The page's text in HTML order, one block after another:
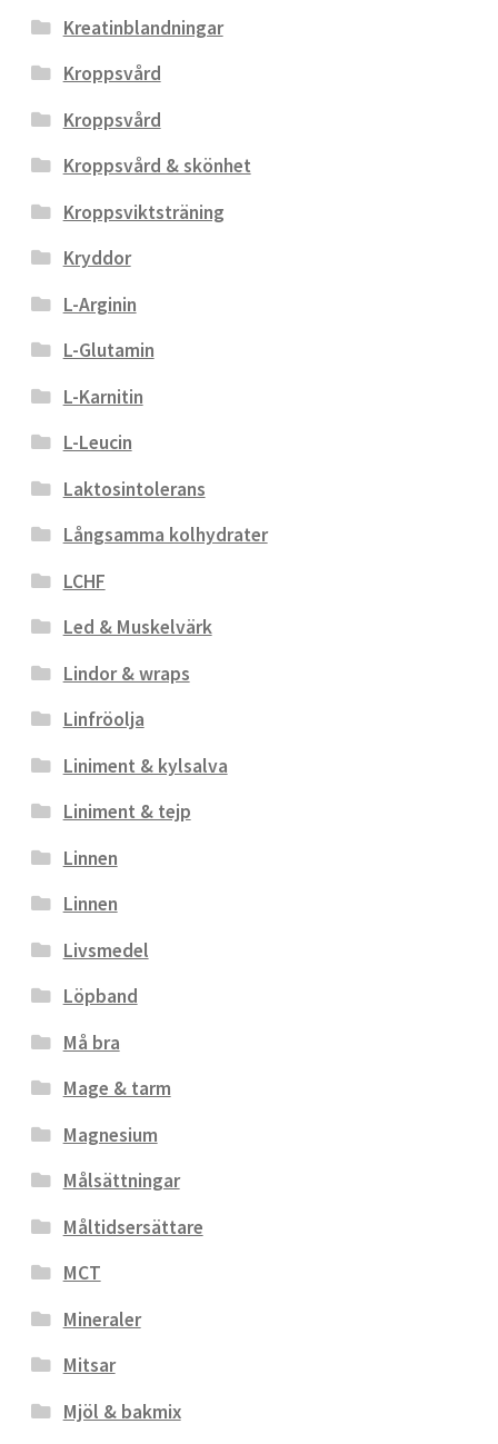
Kreatinblandningar
Kroppsvård
Kroppsvård
Kroppsvård & skönhet
Kroppsviktsträning
Kryddor
L-Arginin
L-Glutamin
L-Karnitin
L-Leucin
Laktosintolerans
Långsamma kolhydrater
LCHF
Led & Muskelvärk
Lindor & wraps
Linfröolja
Liniment & kylsalva
Liniment & tejp
Linnen
Linnen
Livsmedel
Löpband
Må bra
Mage & tarm
Magnesium
Målsättningar
Måltidsersättare
MCT
Mineraler
Mitsar
Mjöl & bakmix